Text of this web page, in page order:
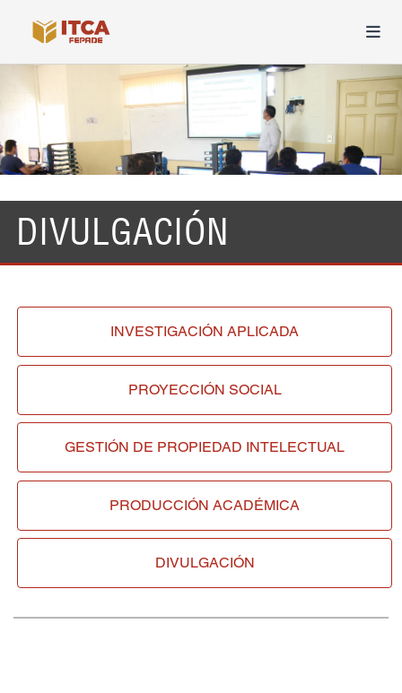
DIVULGACIÓN
INVESTIGACIÓNAPLICADA
PROYECCIÓN SOCIAL
GESTIÓN DE PROPIEDAD INTELECTUAL
PRODUCCIÓN ACADÉMICA
DIVULGACIÓN